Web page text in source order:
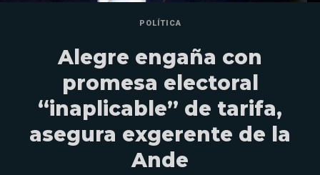
POLÍTICA
Alegre engaña con
promesa electoral
“inaplicable” de tarifa,
asegura exgerente de la
Ande